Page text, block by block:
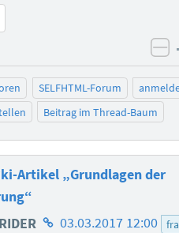
SELFHTML-Forum
Beitrag im Thread-Baum
Artikel „Grundlagen der
Homepage
03.03.2017 12:00